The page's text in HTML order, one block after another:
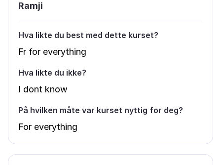
Ramji
Hva likte du best med dette kurset?
Fr for everything
Hva likte du ikke?
I dont know
På hvilken måte var kurset nyttig for deg?
For everything